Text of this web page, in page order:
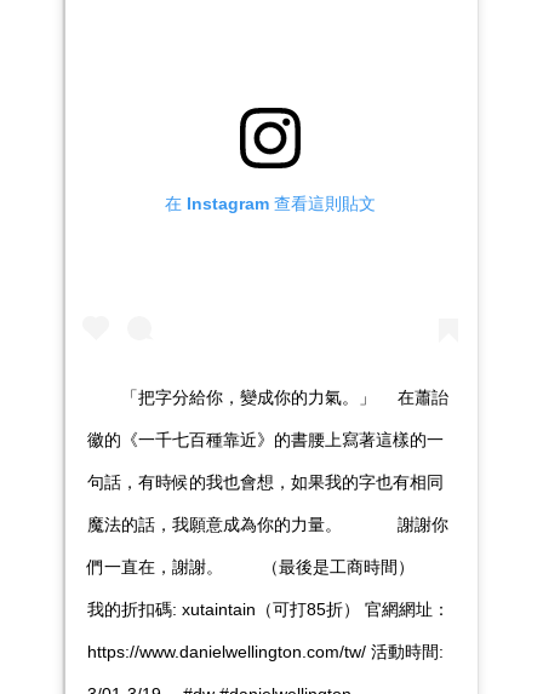
在 Instagram 查看這則貼文
⠀ ⠀ 「把字分給你，變成你的力氣。」 ⠀ 在蕭詒
徽的《一千七百種靠近》的書腰上寫著這樣的一
句話，有時候的我也會想，如果我的字也有相同
魔法的話，我願意成為你的力量。 ⠀ ⠀ ⠀ 謝謝你
們一直在，謝謝。 ⠀ ⠀ （最後是工商時間） ⠀
我的折扣碼: xutaintain（可打85折） 官網網址：
https://www.danielwellington.com/tw/ 活動時間: